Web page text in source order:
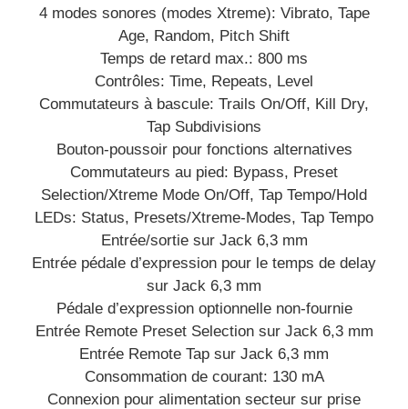
4 modes sonores (modes Xtreme): Vibrato, Tape
Age, Random, Pitch Shift
Temps de retard max.: 800 ms
Contrôles: Time, Repeats, Level
Commutateurs à bascule: Trails On/Off, Kill Dry,
Tap Subdivisions
Bouton-poussoir pour fonctions alternatives
Commutateurs au pied: Bypass, Preset
Selection/Xtreme Mode On/Off, Tap Tempo/Hold
LEDs: Status, Presets/Xtreme-Modes, Tap Tempo
Entrée/sortie sur Jack 6,3 mm
Entrée pédale d’expression pour le temps de delay
sur Jack 6,3 mm
Pédale d’expression optionnelle non-fournie
Entrée Remote Preset Selection sur Jack 6,3 mm
Entrée Remote Tap sur Jack 6,3 mm
Consommation de courant: 130 mA
Connexion pour alimentation secteur sur prise